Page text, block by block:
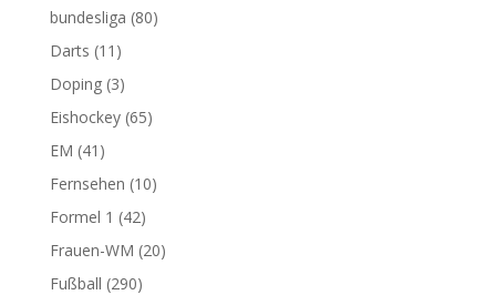
bundesliga (80)
Darts (11)
Doping(3)
Eishockey(65)
EM (41)
Fernsehen (10)
Formel 1 (42)
Frauen-WM (20)
Fußball (290)